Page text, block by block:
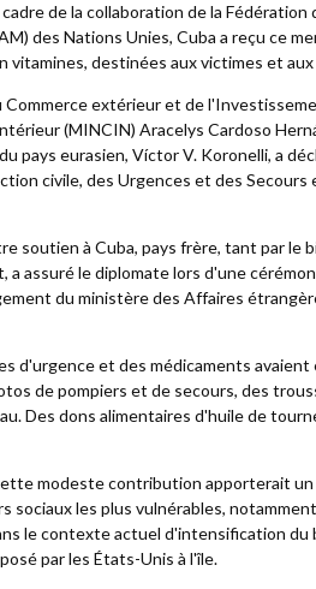
de la collaboration de la Fédération
des Nations Unies, Cuba a reçu ce
vitamines, destinées aux victimes et
Commerce extérieur et de
(MINCIN) Aracelys Cardoso
pays eurasien, Víctor V. Koronelli, a
civile, des Urgences et des Secours
soutien à Cuba, pays frère, tant par le
assuré le diplomate lors d'une
du ministère des Affaires
d'urgence et des médicaments
de pompiers et de secours, des
Des dons alimentaires d'huile de
modeste contribution apporterait
sociaux les plus vulnérables,
le contexte actuel d'intensification du
par les États-Unis à l'île.